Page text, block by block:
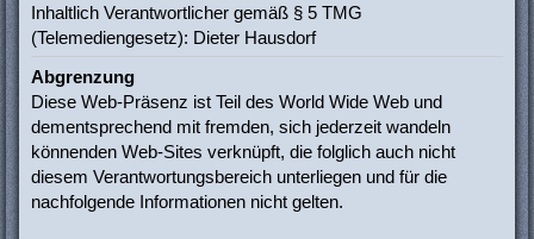
Inhaltlich Verantwortlicher gemäß § 5 TMG
(Telemediengesetz): Dieter Hausdorf
Abgrenzung
Diese Web-Präsenz ist Teil des World Wide Web und
dementsprechend mit fremden, sich jederzeit wandeln
könnenden Web-Sites verknüpft, die folglich auch nicht
diesem Verantwortungsbereich unterliegen und für die
nachfolgende Informationen nicht gelten.